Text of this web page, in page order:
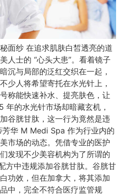
面纱 在追求肌肤白皙透亮的道
人士的 “心头大患”。看着镜子
沉与局部的泛红交织在一起，
少人将希望寄托在水光针上，
称能快速补水、提亮肤色，让
年的水光针市场却暗藏玄机，
谷胱甘肽，这一行为竟然是违
华 M Medi Spa 作为行业内的
市场的动态。凭借专业的医护
发现不少美容机构为了所谓的
方中违规添加谷胱甘肽。谷胱甘
功效，但在加拿大，将其添加
中，完全不符合医疗监管规